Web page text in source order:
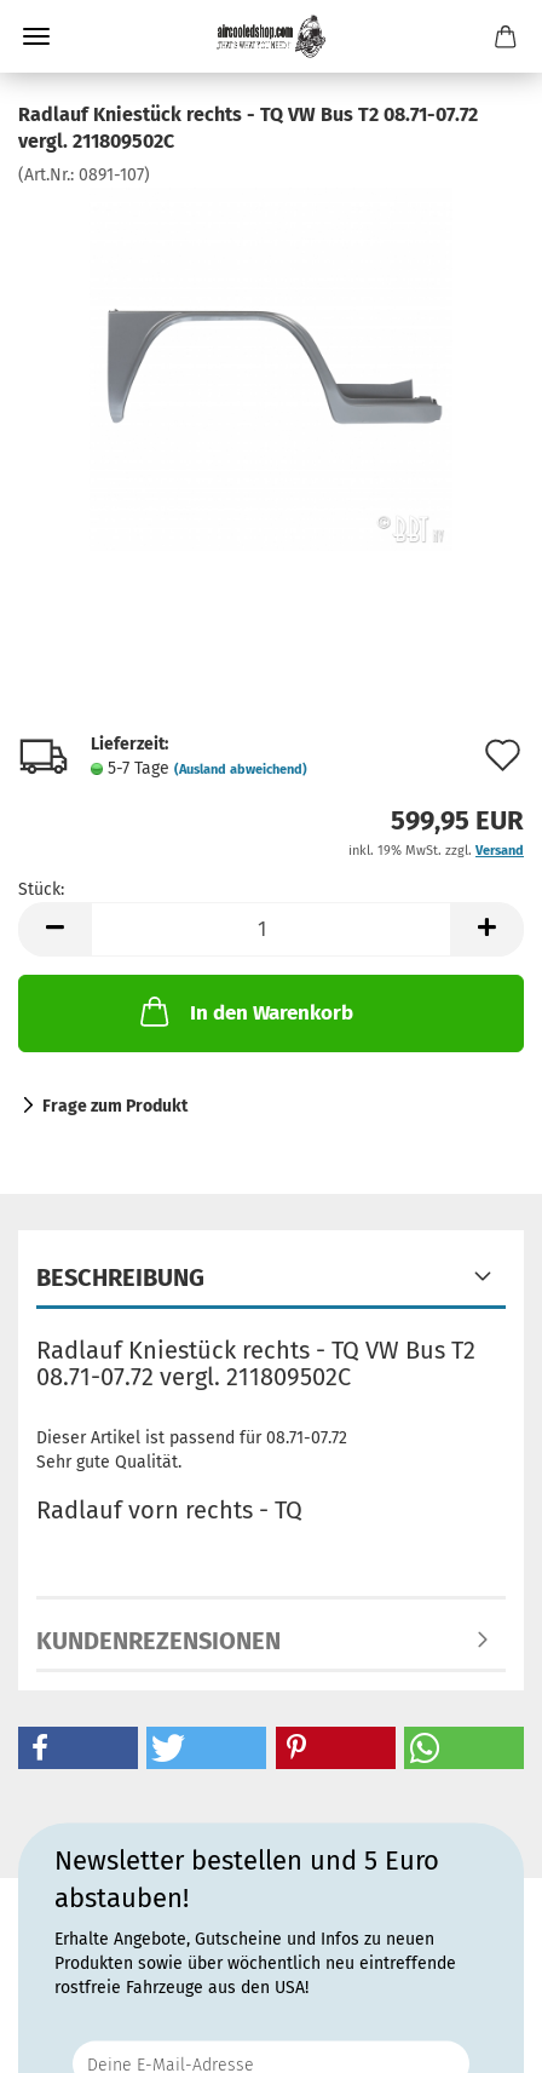
Radlauf Kniestück rechts - TQ VW Bus T2 08.71-07.72
vergl. 211809502C
(Art.Nr.: 0891-107)
Lieferzeit:
5-7 Tage (Ausland abweichend)
599,95 EUR
inkl. 19% MwSt. zzgl. Versand
Stück:
In den Warenkorb
Frage zum Produkt
BESCHREIBUNG
Radlauf Kniestück rechts - TQ VW Bus T2
08.71-07.72 vergl. 211809502C
Dieser Artikel ist passend für 08.71-07.72
Sehr gute Qualität.
Radlauf vorn rechts - TQ
KUNDENREZENSIONEN
Newsletter bestellen und 5 Euro
abstauben!
Erhalte Angebote, Gutscheine und Infos zu neuen
Produkten sowie über wöchentlich neu eintreffende
rostfreie Fahrzeuge aus den USA!